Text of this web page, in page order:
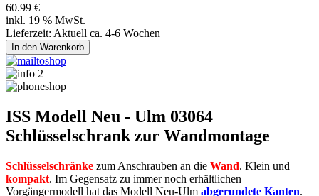
60.99 €
inkl. 19 % MwSt.
Lieferzeit: Aktuell ca. 4-6 Wochen
ISS Modell Neu - Ulm 03064
Schlüsselschrank zur Wandmontage
Schlüsselschränke zum Anschrauben an die Wand. Klein und
kompakt. Im Gegensatz zu immer noch erhältlichen
Vorgängermodell hat das Modell Neu-Ulm abgerundete Kanten.